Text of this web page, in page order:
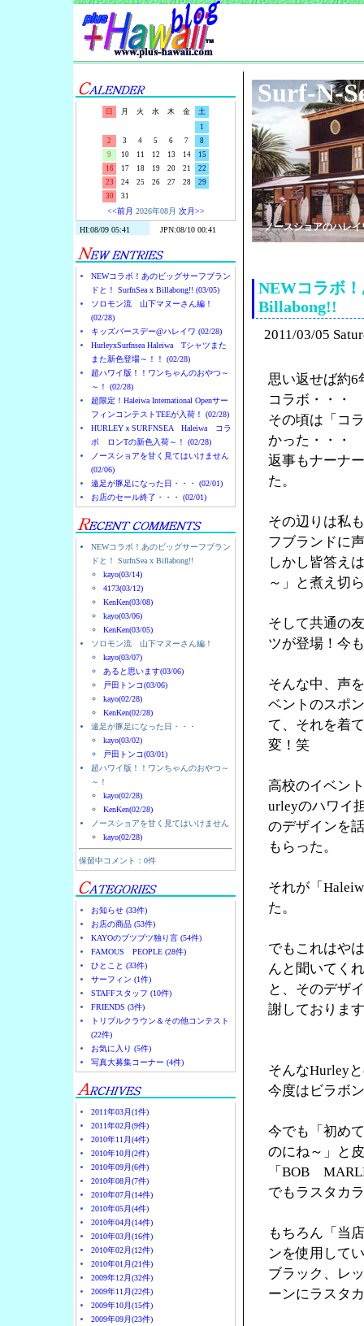
日 月 火 水 木 金
土
1
2
3 4 5 6 7
8
9
10 11 12 13 14
15
16
17 18 19 20 21
22
23
24 25 26 27 28
29
30
31
<<前月 2026年08月 次月>>
NEWコラボ！あのビッグサーフブラン
ドと！ SurfnSea x Billabong!! (03/05)
ソロモン流 山下マヌーさん編！
(02/28)
キッズバースデー@ハレイワ (02/28)
HurleyxSurfnsea Haleiwa Tシャツまた
また新色登場～！！ (02/28)
超ハワイ版！！ワンちゃんのおやつ～
～！ (02/28)
超限定！Haleiwa International Openサー
フィンコンテストTEEが入荷！ (02/28)
HURLEYｘSURFNSEA Haleiwa コラ
ボ ロンTの新色入荷～！ (02/28)
ノースショアを甘く見てはいけません
(02/06)
遠足が豚足になった日・・・ (02/01)
お店のセール終了・・・ (02/01)
NEWコラボ！あのビッグサーフブラン
ドと！ SurfnSea x Billabong!!
kayo(03/14)
4173(03/12)
KenKen(03/08)
kayo(03/06)
KenKen(03/05)
ソロモン流 山下マヌーさん編！
kayo(03/07)
あると思います(03/06)
戸田トンコ(03/06)
kayo(02/28)
KenKen(02/28)
遠足が豚足になった日・・・
kayo(03/02)
戸田トンコ(03/01)
超ハワイ版！！ワンちゃんのおやつ～
～！
kayo(02/28)
KenKen(02/28)
ノースショアを甘く見てはいけません
kayo(02/28)
保留中コメント：0件
お知らせ (33件)
お店の商品 (53件)
KAYOのブツブツ独り言 (54件)
FAMOUS PEOPLE (28件)
ひとこと (33件)
サーフィン (1件)
STAFFスタッフ (10件)
FRIENDS (3件)
トリプルクラウン＆その他コンテスト
(22件)
お気に入り (5件)
写真大募集コーナー (4件)
2011年03月(1件)
2011年02月(9件)
2010年11月(4件)
2010年10月(2件)
2010年09月(6件)
2010年08月(7件)
2010年07月(14件)
2010年05月(4件)
2010年04月(14件)
2010年03月(16件)
2010年02月(12件)
2010年01月(21件)
2009年12月(32件)
2009年11月(22件)
2009年10月(15件)
2009年09月(23件)
Surf-N-
ノースショアのハレ
NEWコラボ
Billabong!!
2011/03/05
思い返せば約6
コラボ・・・
その頃は「コ
かった・・・
返事もナーナ
た。
その辺りは私
フブランドに
しかし皆答え
～」と煮え切
そして共通の
ツが登場！今
そんな中、声
ベントのスポ
て、それを着
変！笑
高校のイベン
urleyのハワイ
のデザインを
もらった。
それが「
た。
でもこれはや
んと聞いてく
と、そのデザ
謝しておりま
そんなHurley
今度はビラボ
今でも「初め
のにね～」と
「BOB
でもラスタカ
もちろん「当
ンを使用して
ブラック、レ
ーンにラスタ